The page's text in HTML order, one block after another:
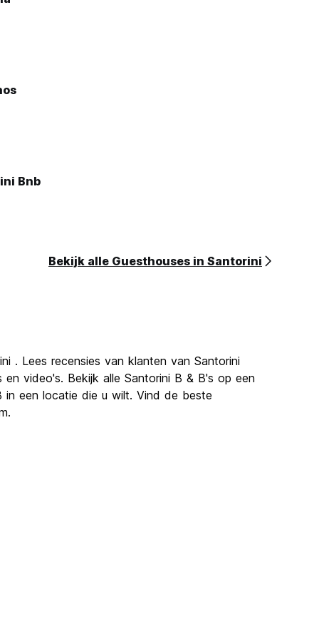
Bnb
Bekijk alle Guesthouses in Santorini
. Lees recensies van klanten van Santorini
video's. Bekijk alle Santorini B & B's op een
een locatie die u wilt. Vind de beste